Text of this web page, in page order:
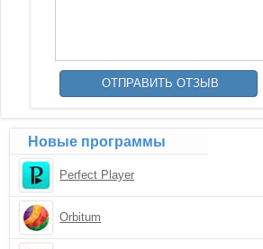
Новые программы
Perfect Player
Orbitum